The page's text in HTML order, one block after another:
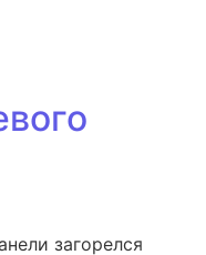
загорелся